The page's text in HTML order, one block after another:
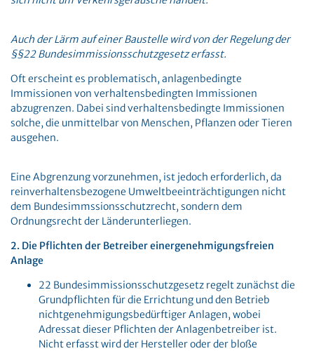
Auch der Lärm auf einer Baustelle wird von der Regelung der
§§22 Bundesimmissionsschutzgesetz erfasst.
Oft erscheint es problematisch, anlagenbedingte
Immissionen von verhaltensbedingten Immissionen
abzugrenzen. Dabei sind verhaltensbedingte Immissionen
solche, die unmittelbar von Menschen, Pflanzen oder Tieren
ausgehen.
Eine Abgrenzung vorzunehmen, ist jedoch erforderlich, da
reinverhaltensbezogene Umweltbeeinträchtigungen nicht
dem Bundesimmssionsschutzrecht, sondern dem
Ordnungsrecht der Länderunterliegen.
2. Die Pflichten der Betreiber einergenehmigungsfreien
Anlage
22 Bundesimmissionsschutzgesetz regelt zunächst die
Grundpflichten für die Errichtung und den Betrieb
nichtgenehmigungsbedürftiger Anlagen, wobei
Adressat dieser Pflichten der Anlagenbetreiber ist.
Nicht erfasst wird der Hersteller oder der bloße